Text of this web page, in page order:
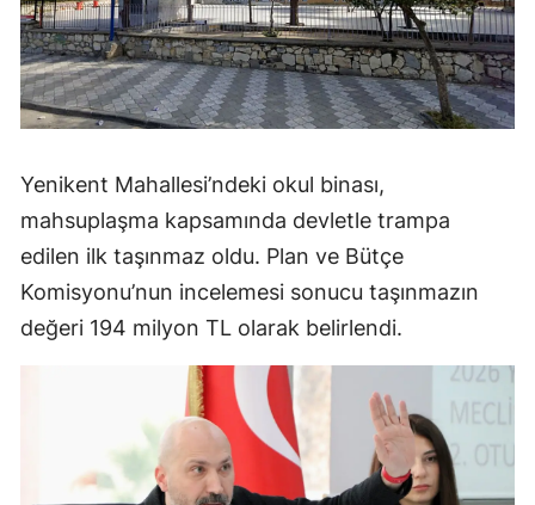
Yenikent Mahallesi’ndeki okul binası,
mahsuplaşma kapsamında devletle trampa
edilen ilk taşınmaz oldu. Plan ve Bütçe
Komisyonu’nun incelemesi sonucu taşınmazın
değeri 194 milyon TL olarak belirlendi.